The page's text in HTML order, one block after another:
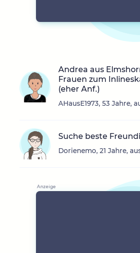
Andrea aus
Frauen zum
(eher Anf.)
AHausE1973, 53 Jahre,
Suche beste
Dorienemo, 21 Jahre,